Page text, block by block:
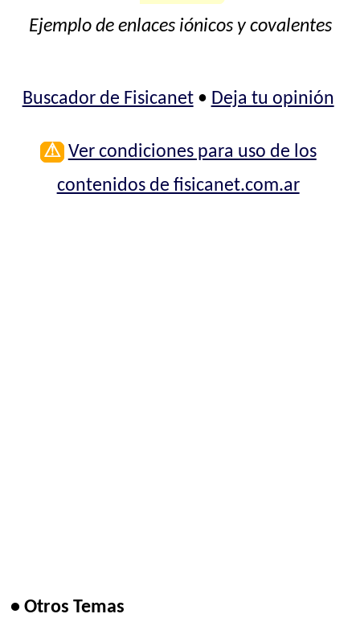
Ejemplo de enlaces iónicos y covalentes
Buscador de Fisicanet• Deja tu opinión
⚠ Ver condiciones para uso de los
contenidos de fisicanet.com.ar
• Otros Temas